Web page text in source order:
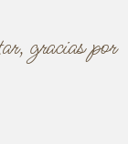
gracias por